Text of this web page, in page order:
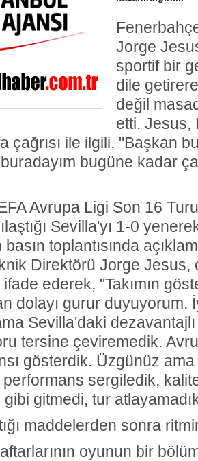
Jorge
sportif bir
dile
değil
etti. Jesus,
çağrısı ile ilgili, "Başkan
bugüne kadar
Avrupa Ligi Son 16
Sevilla'yı 1-0
basın toplantısında
Direktörü Jorge Jesus,
ifade ederek, "Takımın
dolayı gurur duyuyorum.
Sevilla'daki
tersine çeviremedik.
gösterdik. Üzgünüz
sergiledik,
gitmedi, tur
maddelerden sonra
oyunun bir
Avrupa ve Akdeniz'in
Ödül Töreninde Yeniden
Onur Konuğu